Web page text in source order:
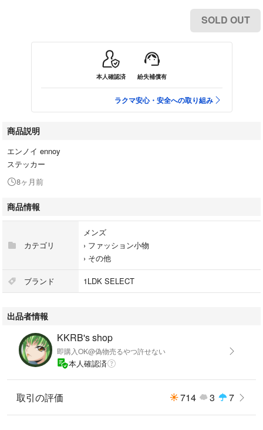
SOLD OUT
本人確認済 紛失補償有
ラクマ安心・安全への取り組み
商品説明
エンノイ ennoy
ステッカー
8ヶ月前
商品情報
カテゴリ
メンズ
› ファッション小物
› その他
ブランド 1LDK SELECT
出品者情報
KKRB's shop
即購入OK@偽物売るやつ許せない
本人確認済
取引の評価 714 3 7